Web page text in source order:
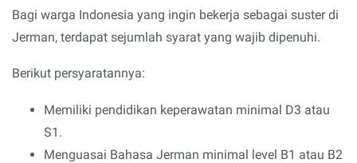
Bagi warga Indonesia yang ingin bekerja sebagai suster di
Jerman, terdapat sejumlah syarat yang wajib dipenuhi.
Berikut persyaratannya:
Memiliki pendidikan keperawatan minimal D3 atau
S1.
Menguasai Bahasa Jerman minimal level B1 atau B2